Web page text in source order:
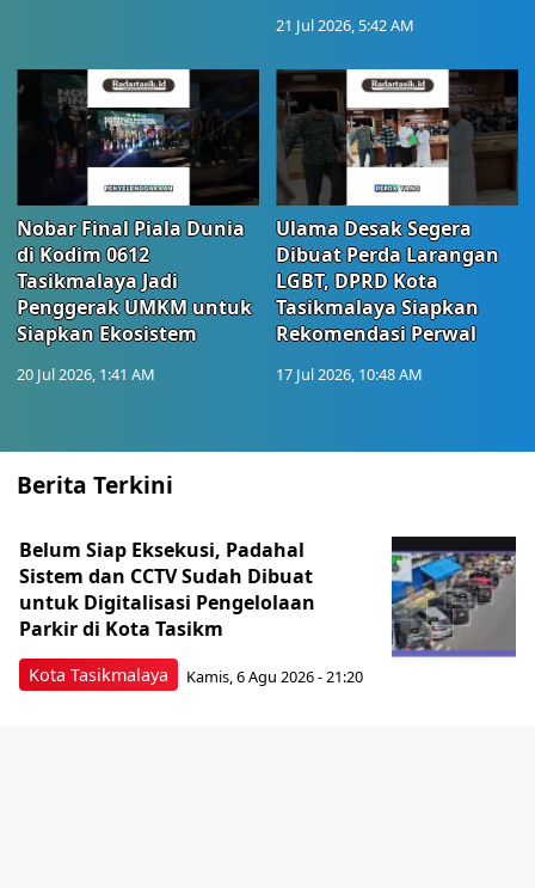
21 Jul 2026, 5:42 AM
Nobar Final Piala Dunia
di Kodim 0612
Tasikmalaya Jadi
Penggerak UMKM untuk
Siapkan Ekosistem
20 Jul 2026, 1:41 AM
Ulama Desak Segera
Dibuat Perda Larangan
LGBT, DPRD Kota
Tasikmalaya Siapkan
Rekomendasi Perwal
17 Jul 2026, 10:48 AM
Berita Terkini
Kota Tasikmalaya
Belum Siap Eksekusi, Padahal
Sistem dan CCTV Sudah Dibuat
untuk Digitalisasi Pengelolaan
Parkir di Kota Tasikm
Kamis, 6 Agu 2026 - 21:20